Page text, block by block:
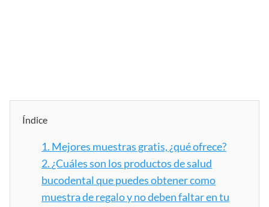
Índice
1. Mejores muestras gratis, ¿qué ofrece?
2. ¿Cuáles son los productos de salud
bucodental que puedes obtener como
muestra de regalo y no deben faltar en tu